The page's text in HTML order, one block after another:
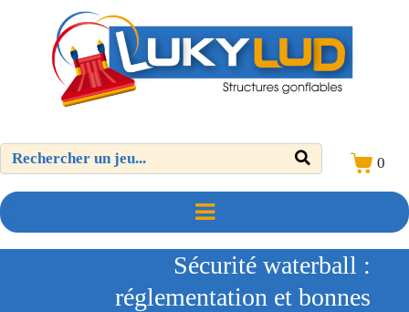
0
Sécurité waterball :
réglementation et bonnes